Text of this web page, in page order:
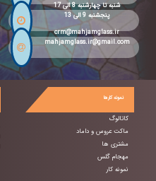
نمونه کارها
کاتالوگ
ماکت عروس و داماد
مشتری ها
مهجام گلس
نمونه کار
شنبه تا چهارشنبه 8 الی 17
پنجشنبه 9 الی 13
crm@mahjamglass.ir
mahjamglass.ir@gmail.com